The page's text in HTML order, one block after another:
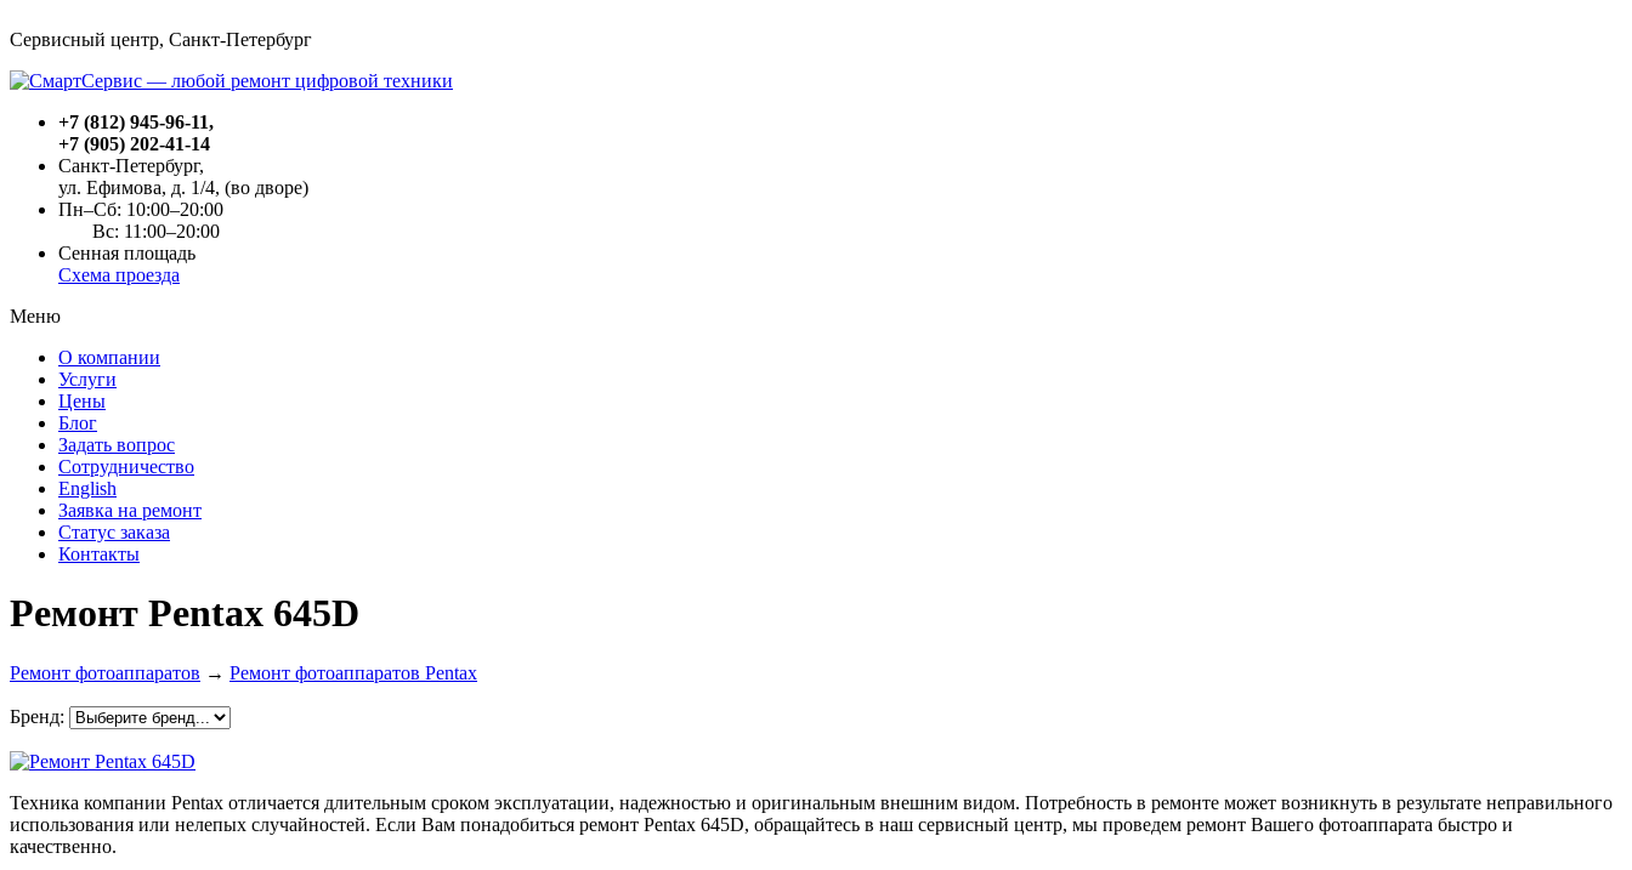
Сервисный центр, Cанкт-Петербург
+7 (812) 945-96-11,
+7 (905) 202-41-14
Санкт-Петербург,
ул. Ефимова, д. 1/4, (во дворе)
Пн–Сб: 10:00–20:00
Вс: 11:00–20:00
Сенная площадь
Схема проезда
Меню
О компании
Услуги
Цены
Блог
Задать вопрос
Сотрудничество
English
Заявка на ремонт
Статус заказа
Контакты
Ремонт Pentax 645D
Ремонт фотоаппаратов → Ремонт фотоаппаратов Pentax
Бренд:
Техника компании Pentax отличается длительным сроком эксплуатации, надежностью и оригинальным внешним видом. Потребность в ремонте может возникнуть в результате неправильного
использования или нелепых случайностей. Если Вам понадобиться ремонт Pentax 645D, обращайтесь в наш сервисный центр, мы проведем ремонт Вашего фотоаппарата быстро и
качественно.